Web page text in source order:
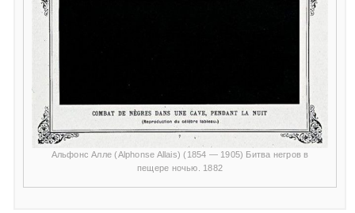
Альфонс Алле (Alphonse Allais) (1854 — 1905) Битва негров в
пещере ночью. 1882